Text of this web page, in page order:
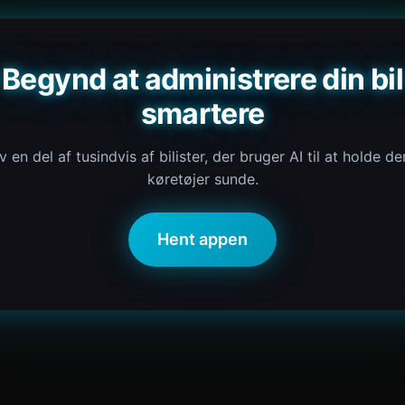
Begynd at administrere din bil
smartere
en del af tusindvis af bilister, der bruger AI til at holde
køretøjer sunde.
Hent appen